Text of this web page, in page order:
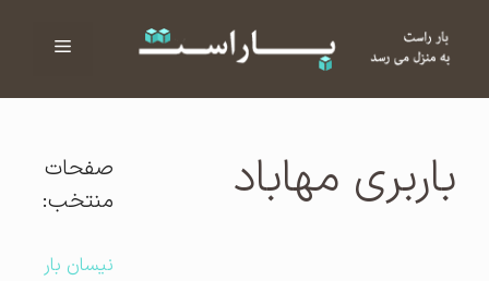
فهرست
باربری مهاباد
صفحات
منتخب:
نیسان بار